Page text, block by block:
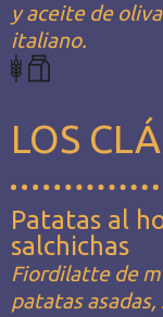
y aceite de
italiano.
LOS
Patatas al
salchichas
Fiordilatte de
patatas